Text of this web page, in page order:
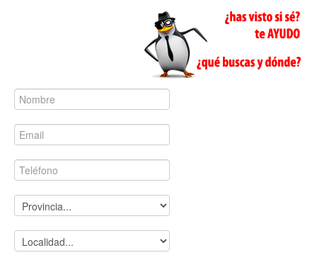
Vender cafés desde una cabina de teléfono
Un gimnasio con una piscina gigante donde antes sólo se